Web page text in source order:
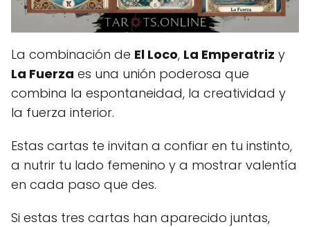
La combinación de El Loco, La Emperatriz y
La Fuerza es una unión poderosa que
combina la espontaneidad, la creatividad y
la fuerza interior.
Estas cartas te invitan a confiar en tu instinto,
a nutrir tu lado femenino y a mostrar valentía
en cada paso que des.
Si estas tres cartas han aparecido juntas,